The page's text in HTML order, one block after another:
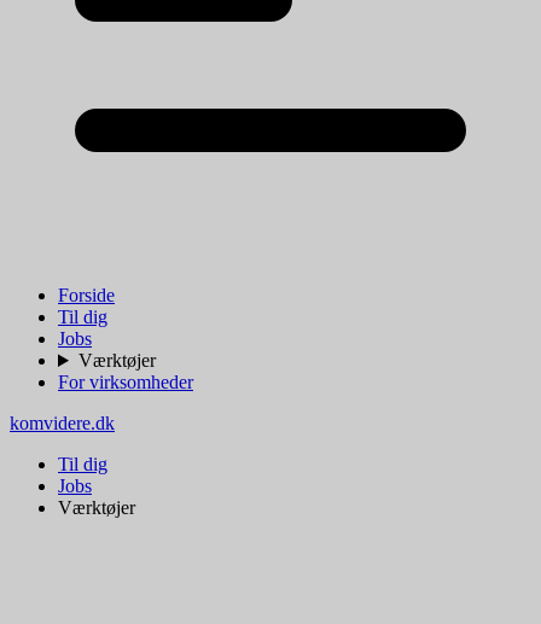
Forside
Til dig
Jobs
Værktøjer
For virksomheder
komvidere.dk
Til dig
Jobs
Værktøjer